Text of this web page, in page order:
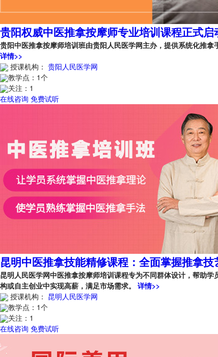
贵阳权威中医推拿按摩师专业培训课程正式启
贵阳中医推拿按摩师培训班由贵阳人民医学网主办，提供系统化推
详情>>
授课机构： 贵阳人民医学网
教学点： 1个
关注： 1
在线咨询 免费试听
昆明中医推拿技能精修课程：全面掌握推拿技
昆明人民医学网中医推拿按摩师培训课程专为不同群体设计，帮助
构或自主创业中实现高薪，满足市场需求。 详情>>
授课机构： 昆明人民医学网
教学点： 1个
关注： 1
在线咨询 免费试听